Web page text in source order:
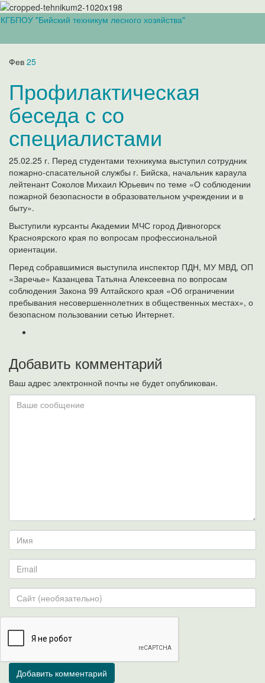
выкл
КГБПОУ "Бийский техникум лесного хозяйства"
Фев 25
Профилактическая
беседа с со
специалистами
25.02.25 г. Перед студентами техникума выступил сотрудник
пожарно-спасательной службы г. Бийска, начальник караула
лейтенант Соколов Михаил Юрьевич по теме «О соблюдении
пожарной безопасности в образовательном учреждении и в
быту».
Выступили курсанты Академии МЧС город Дивногорск
Красноярского края по вопросам профессиональной
ориентации.
Перед собравшимися выступила инспектор ПДН, МУ МВД, ОП
«Заречье» Казанцева Татьяна Алексеевна по вопросам
соблюдения Закона 99 Алтайского края «Об ограничении
пребывания несовершеннолетних в общественных местах», о
безопасном пользовании сетью Интернет.
Добавить комментарий
Ваш адрес электронной почты не будет опубликован.